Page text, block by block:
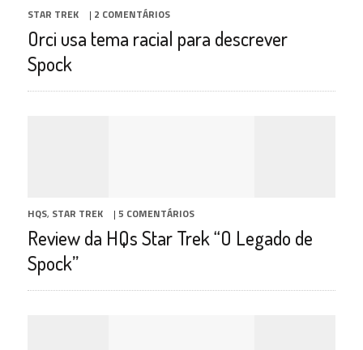
STAR TREK | 2 COMENTÁRIOS
Orci usa tema racial para descrever
Spock
HQS, STAR TREK | 5 COMENTÁRIOS
Review da HQs Star Trek “O Legado de
Spock”